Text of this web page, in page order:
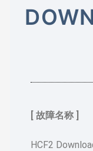
[ 故障名称 ]
HCF2